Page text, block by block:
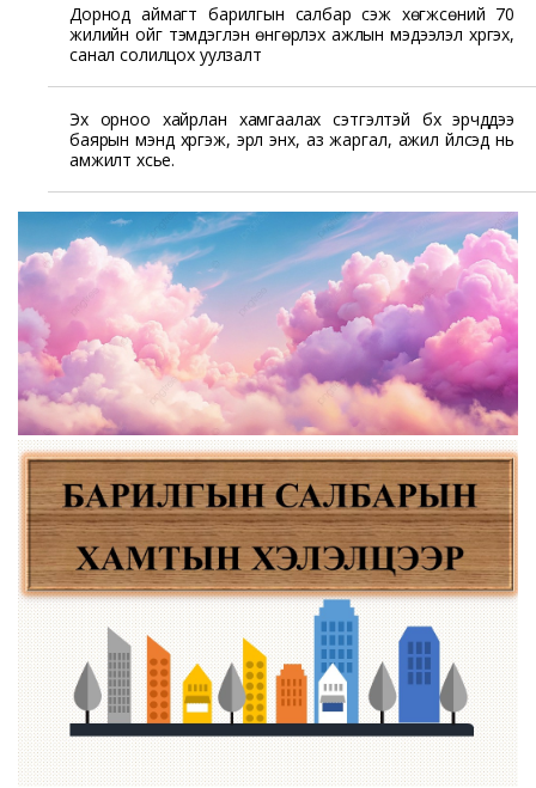
Дорнод аймагт барилгын салбар үүсэж хөгжсөний 70
жилийн ойг тэмдэглэн өнгөрүүлэх ажлын мэдээлэл хүргэх,
санал солилцох уулзалт
Эх орноо хайрлан хамгаалах сэтгэлтэй бүх эрчүүддээ
баярын мэнд хүргэж, эрүүл энх, аз жаргал, ажил үйлсэд нь
амжилт хүсье.